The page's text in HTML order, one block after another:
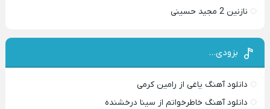
نازنین 2 مجید حسینی
بزودی…
دانلود آهنگ یاغی از رامین کرمی
دانلود آهنگ خاطرخواتم از سینا درخشنده